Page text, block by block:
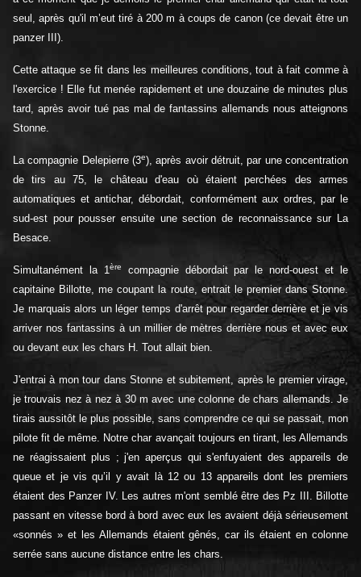
seul, après qu'il m’eut tiré à 200 m à coups de canon (ce devait être un
panzer III).
Cette attaque se fit dans les meilleures conditions, tout à fait comme à
l'exercice ! Elle fut menée rapidement et une douzaine de minutes plus
tard, après avoir tué pas mal de fantassins allemands nous atteignons
Stonne.
La compagnie Delepierre (3e), après avoir détruit, par une concentration
de tirs au 75, le château d'eau où étaient perchées des armes
automatiques et antichar, débordait, conformément aux ordres, par le
sud-est pour pousser ensuite une section de reconnaissance sur La
Besace.
Simultanément la 1ère
compagnie débordait par le nord-ouest et le
capitaine Billotte, me coupant la route, entrait le premier dans Stonne.
Je marquais alors un léger temps d'arrêt pour regarder derrière et je vis
arriver nos fantassins à un millier de mètres derrière nous et avec eux
ou devant eux les chars H. Tout allait bien.
J'entrai à mon tour dans Stonne et subitement, après le premier virage,
je trouvais nez à nez à 30 m avec une colonne de chars allemands. Je
tirais aussitôt le plus possible, sans comprendre ce qui se passait, mon
pilote fit de même. Notre char avançait toujours en tirant, les Allemands
ne réagissaient plus ; j'en aperçus qui s'enfuyaient des appareils de
queue et je vis qu’il y avait là 12 ou 13 appareils dont les premiers
étaient des Panzer IV. Les autres m'ont semblé être des Pz III. Billotte
passant en vitesse bord à bord avec eux les avaient déjà sérieusement
«sonnés » et les Allemands étaient gênés, car ils étaient en colonne
serrée sans aucune distance entre les chars.